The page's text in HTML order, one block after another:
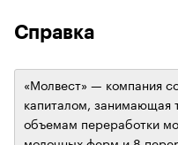
Справка
«Молвест» — компания
капиталом, занимающая
объемам переработки